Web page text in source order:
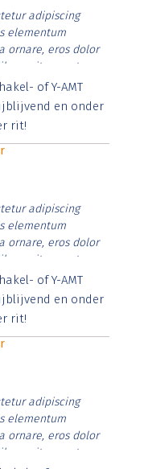
adipiscing
elementum
ornare, eros dolor
vitae erat.
id rutrum lorem
posuere.
of Y-AMT
en onder
rit!
adipiscing
elementum
ornare, eros dolor
vitae erat.
id rutrum lorem
posuere.
of Y-AMT
en onder
rit!
adipiscing
elementum
ornare, eros dolor
vitae erat.